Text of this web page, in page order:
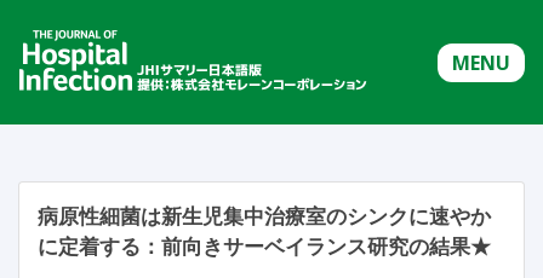
MENU
病原性細菌は新生児集中治療室のシンクに速やか
に定着する：前向きサーベイランス研究の結果★